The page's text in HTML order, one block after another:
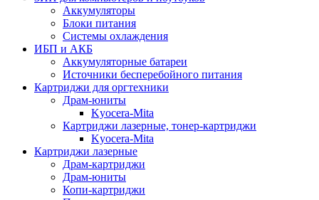
Аккумуляторы
Блоки питания
Системы охлаждения
ИБП и АКБ
Аккумуляторные батареи
Источники бесперебойного питания
Картриджи для оргтехники
Драм-юниты
Kyocera-Mita
Картриджи лазерные, тонер-картриджи
Kyocera-Mita
Картриджи лазерные
Драм-картриджи
Драм-юниты
Копи-картриджи